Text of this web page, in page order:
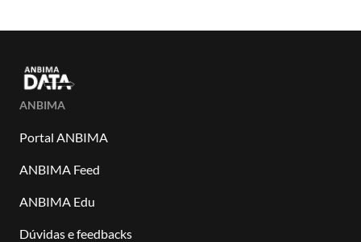
ANBIMA
Portal ANBIMA
ANBIMA Feed
ANBIMA Edu
Dúvidas e feedbacks